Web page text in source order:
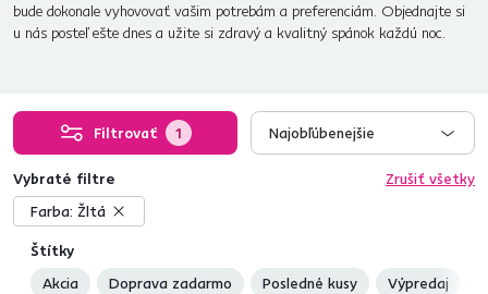
bude dokonale vyhovovať vašim potrebám a preferenciám. Objednajte si
u nás posteľ ešte dnes a užite si zdravý a kvalitný spánok každú noc.
Filtrovať 1 Najobľúbenejšie
Štítky
Akcia
Doprava zadarmo Posledné kusy Výpredaj
Vybraté filtre
Zrušiť všetky
Farba: Žltá